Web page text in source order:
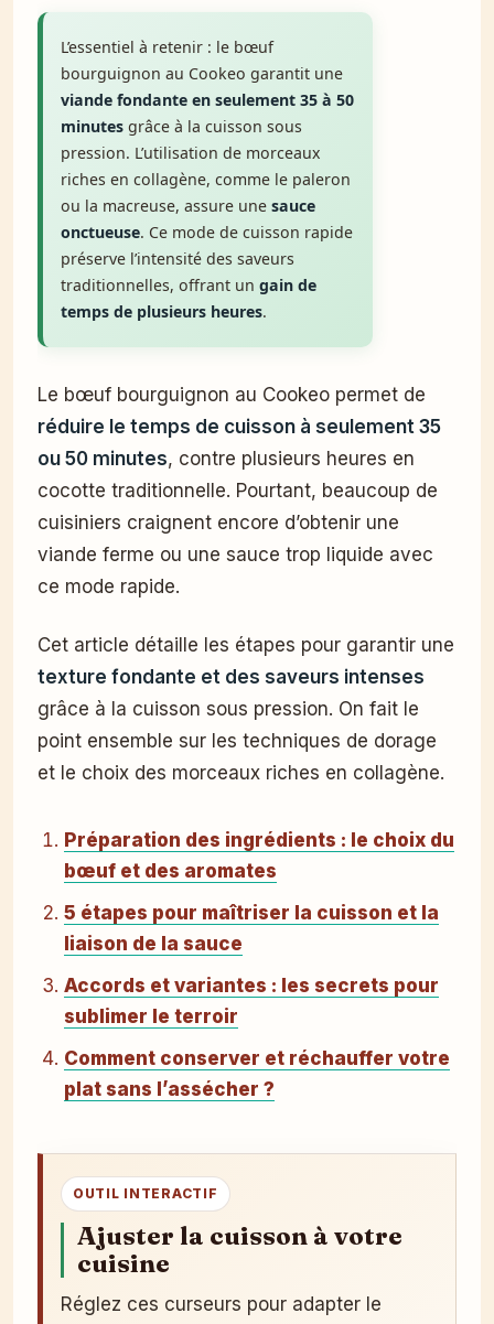
L’essentiel à retenir : le bœuf
bourguignon au Cookeo garantit une
viande fondante en seulement 35 à 50
minutes grâce à la cuisson sous
pression. L’utilisation de morceaux
riches en collagène, comme le paleron
ou la macreuse, assure une sauce
onctueuse. Ce mode de cuisson rapide
préserve l’intensité des saveurs
traditionnelles, offrant un gain de
temps de plusieurs heures.
Le bœuf bourguignon au Cookeo permet de
réduire le temps de cuisson à seulement 35
ou 50 minutes, contre plusieurs heures en
cocotte traditionnelle. Pourtant, beaucoup de
cuisiniers craignent encore d’obtenir une
viande ferme ou une sauce trop liquide avec
ce mode rapide.
Cet article détaille les étapes pour garantir une
texture fondante et des saveurs intenses
grâce à la cuisson sous pression. On fait le
point ensemble sur les techniques de dorage
et le choix des morceaux riches en collagène.
Préparation des ingrédients : le choix du
bœuf et des aromates
5 étapes pour maîtriser la cuisson et la
liaison de la sauce
Accords et variantes : les secrets pour
sublimer le terroir
Comment conserver et réchauffer votre
plat sans l’assécher ?
OUTIL INTERACTIF
Ajuster la cuisson à votre
cuisine
Réglez ces curseurs pour adapter le